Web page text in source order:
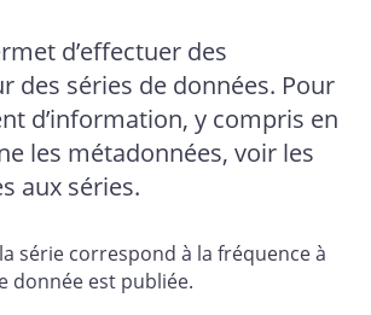
d’effectuer des
des séries de données. Pour
d’information, y compris en
les métadonnées, voir les
aux séries.
série correspond à la fréquence à
donnée est publiée.